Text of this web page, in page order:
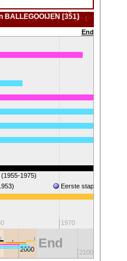
BALLEGOOIJEN [351]
End
1970
Eerste stap op de
1975)
2000 2100
End